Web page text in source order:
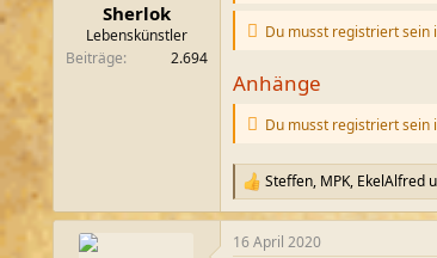
a
m
Sherlok
Lebenskünstler
Beiträge
2.694
Du musst registriert sein
Anhänge
Du musst registriert sein
R
e
a
k
Steffen, MPK, EkelAlfred
16 April 2020